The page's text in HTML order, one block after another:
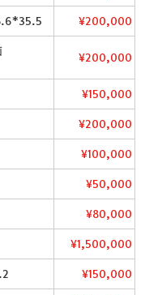
¥200,000
¥200,000
¥150,000
¥200,000
¥100,000
¥50,000
¥80,000
¥1,500,000
¥150,000